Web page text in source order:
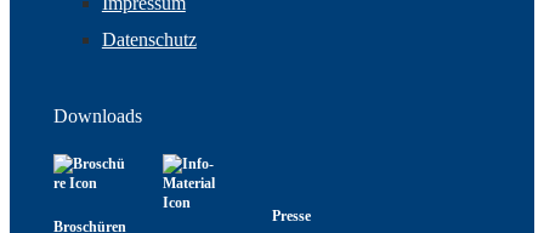
Datenschutz
Downloads
Broschüren
Presse